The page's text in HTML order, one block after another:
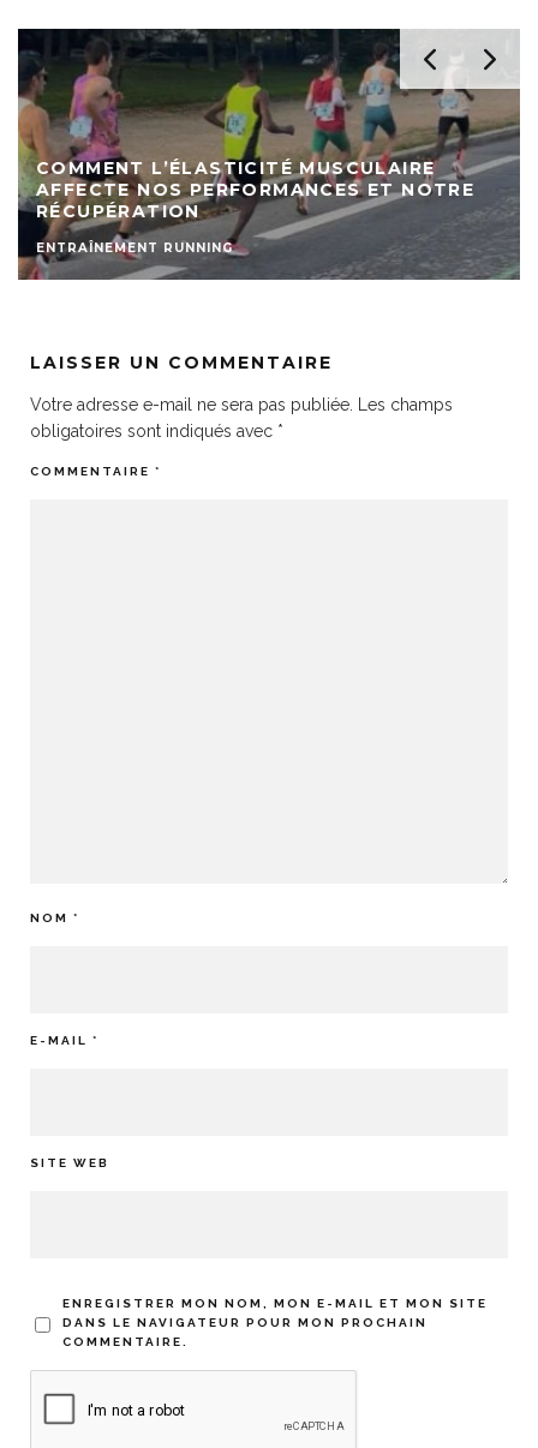
COMMENT L’ÉLASTICITÉ MUSCULAIRE
AFFECTE NOS PERFORMANCES ET NOTRE
RÉCUPÉRATION
ENTRAÎNEMENT RUNNING
LAISSER UN COMMENTAIRE
Votre adresse e-mail ne sera pas publiée.
Les champs
obligatoires sont indiqués avec *
COMMENTAIRE *
NOM *
E-MAIL *
SITE WEB
ENREGISTRER MON NOM, MON E-MAIL ET MON SITE
DANS LE NAVIGATEUR POUR MON PROCHAIN
COMMENTAIRE.